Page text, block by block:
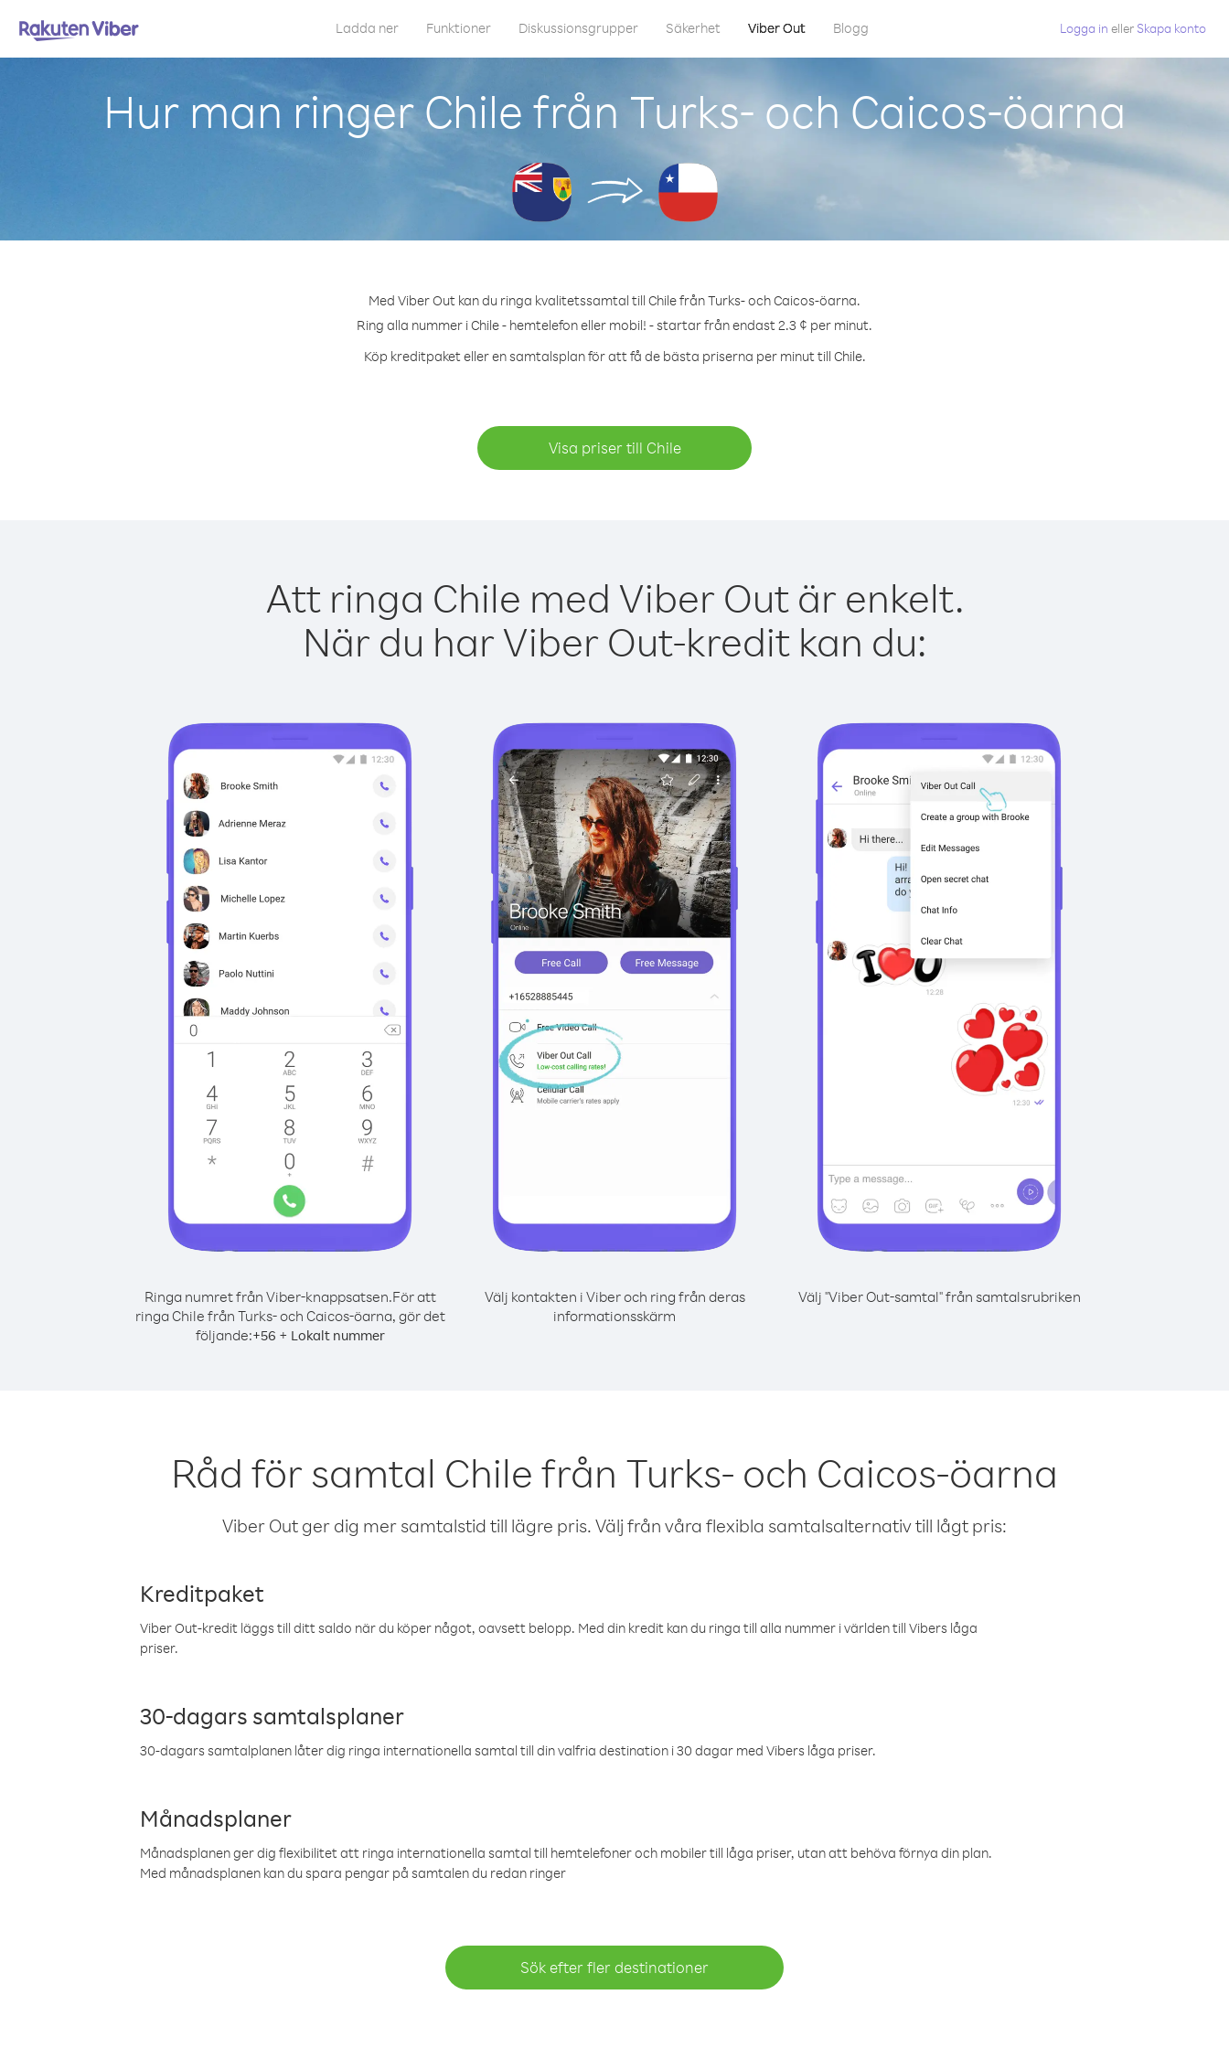
Ladda ner Funktioner Diskussionsgrupper Säkerhet Viber Out Blogg Logga in eller Skapa konto
Hur man ringer Chile från Turks- och Caicos-öarna
Med Viber Out kan du ringa kvalitetssamtal till Chile från Turks- och Caicos-öarna.
Ring alla nummer i Chile - hemtelefon eller mobil! - startar från endast 2.3 ¢ per minut.
Köp kreditpaket eller en samtalsplan för att få de bästa priserna per minut till Chile.
Visa priser till Chile
Att ringa Chile med Viber Out är enkelt.
När du har Viber Out-kredit kan du:
Ringa numret från Viber-knappsatsen.För att
ringa Chile från Turks- och Caicos-öarna, gör det
följande:+56 + Lokalt nummer
Välj kontakten i Viber och ring från deras
informationsskärm
Välj "Viber Out-samtal" från samtalsrubriken
Råd för samtal Chile från Turks- och Caicos-öarna
Viber Out ger dig mer samtalstid till lägre pris. Välj från våra flexibla samtalsalternativ till lågt pris:
Kreditpaket
Viber Out-kredit läggs till ditt saldo när du köper något, oavsett belopp. Med din kredit kan du ringa till alla nummer i världen till Vibers låga
priser.
30-dagars samtalsplaner
30-dagars samtalplanen låter dig ringa internationella samtal till din valfria destination i 30 dagar med Vibers låga priser.
Månadsplaner
Månadsplanen ger dig flexibilitet att ringa internationella samtal till hemtelefoner och mobiler till låga priser, utan att behöva förnya din plan.
Med månadsplanen kan du spara pengar på samtalen du redan ringer
Sök efter fler destinationer